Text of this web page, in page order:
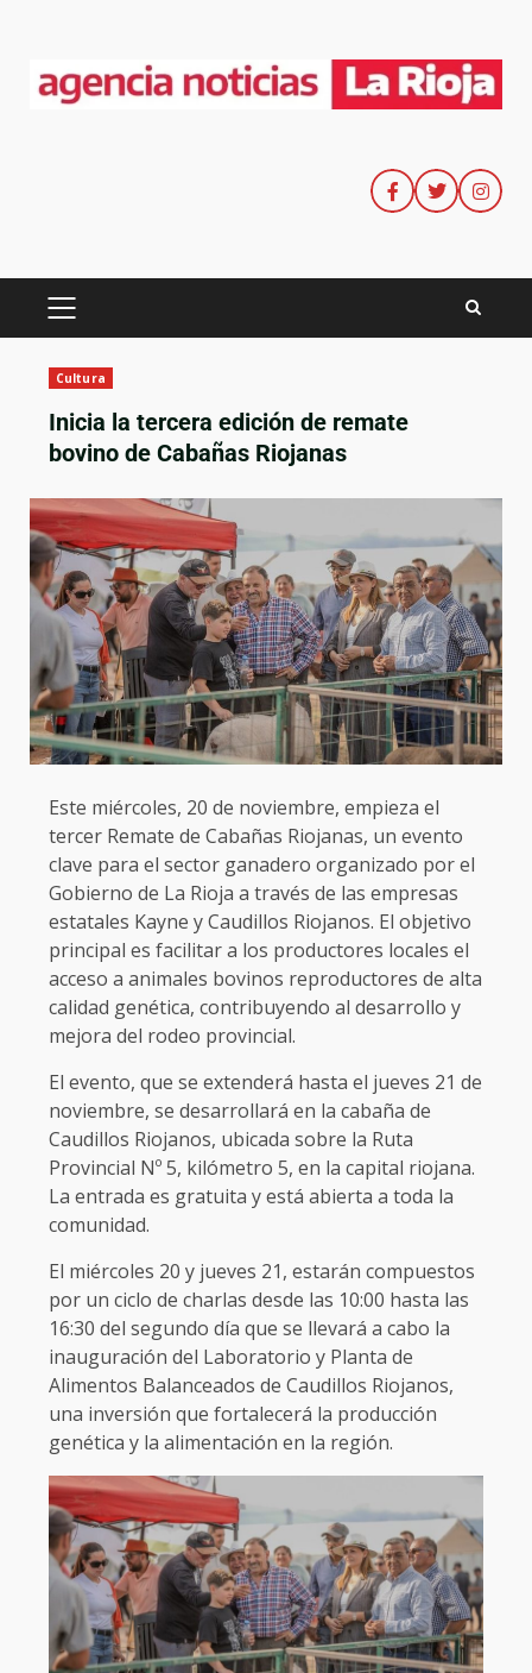
Cultura
Inicia la tercera edición de remate
bovino de Cabañas Riojanas
Este miércoles, 20 de noviembre, empieza el
tercer Remate de Cabañas Riojanas, un evento
clave para el sector ganadero organizado por el
Gobierno de La Rioja a través de las empresas
estatales Kayne y Caudillos Riojanos. El objetivo
principal es facilitar a los productores locales el
acceso a animales bovinos reproductores de alta
calidad genética, contribuyendo al desarrollo y
mejora del rodeo provincial.
El evento, que se extenderá hasta el jueves 21 de
noviembre, se desarrollará en la cabaña de
Caudillos Riojanos, ubicada sobre la Ruta
Provincial Nº 5, kilómetro 5, en la capital riojana.
La entrada es gratuita y está abierta a toda la
comunidad.
El miércoles 20 y jueves 21, estarán compuestos
por un ciclo de charlas desde las 10:00 hasta las
16:30 del segundo día que se llevará a cabo la
inauguración del Laboratorio y Planta de
Alimentos Balanceados de Caudillos Riojanos,
una inversión que fortalecerá la producción
genética y la alimentación en la región.